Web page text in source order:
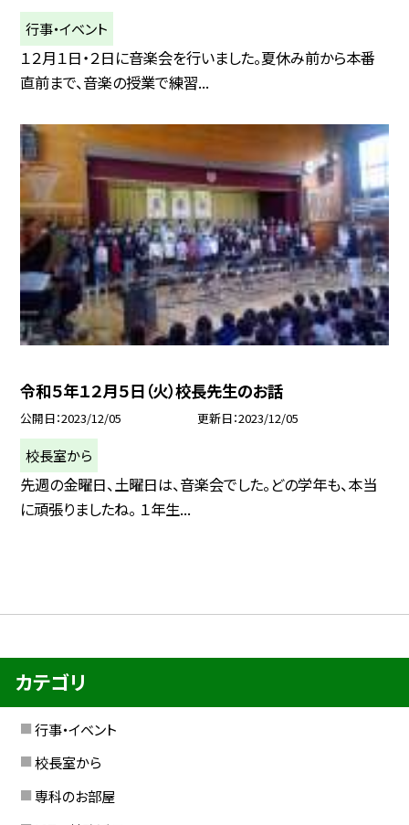
行事・イベント
１２月１日・２日に音楽会を行いました。夏休み前から本番
直前まで、音楽の授業で練習...
令和５年１２月５日（火）校長先生のお話
公開日 2023/12/05 更新日 2023/12/05
校長室から
先週の金曜日、土曜日は、音楽会でした。どの学年も、本当
に頑張りましたね。 １年生...
カテゴリ
行事・イベント
校長室から
専科のお部屋